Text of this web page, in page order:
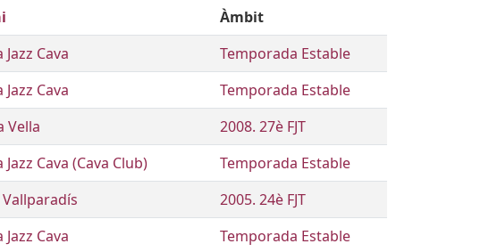
Àmbit
Jazz Cava
Temporada Estable
Jazz Cava
Temporada Estable
Vella
2008. 27è FJT
Jazz Cava (Cava Club)
Temporada Estable
Vallparadís
2005. 24è FJT
Jazz Cava
Temporada Estable